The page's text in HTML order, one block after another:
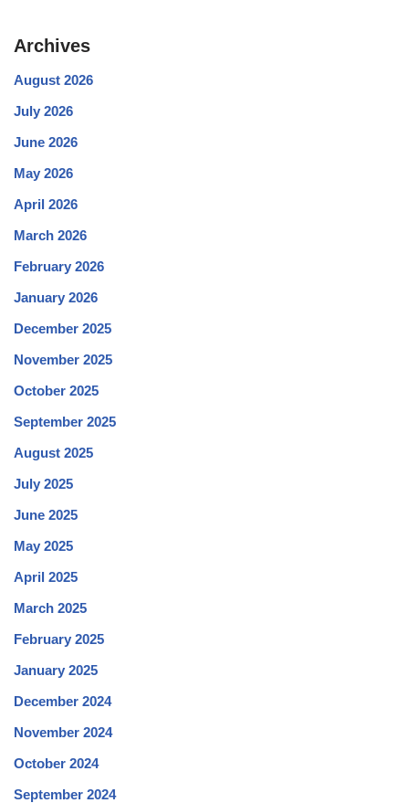
Archives
August 2026
July 2026
June 2026
May 2026
April 2026
March 2026
February 2026
January 2026
December 2025
November 2025
October 2025
September 2025
August 2025
July 2025
June 2025
May 2025
April 2025
March 2025
February 2025
January 2025
December 2024
November 2024
October 2024
September 2024